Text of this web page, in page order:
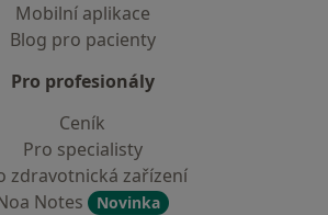
Mobilní aplikace
Blog pro pacienty
Pro profesionály
Ceník
Pro specialisty
zdravotnická zařízení
Notes
Novinka